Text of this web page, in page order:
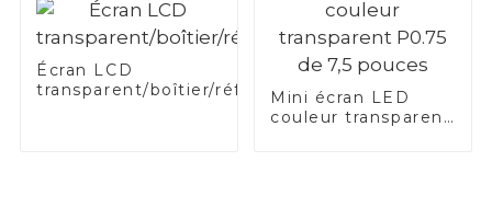
Écran LCD
transparent/boîtier/réfrigérateurMini écran LED
couleur transparent